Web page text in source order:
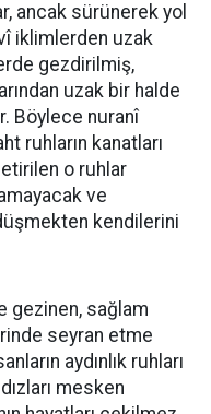
ancak sürünerek yol
iklimlerden uzak
gezdirilmiş,
uzak bir halde
Böylece nuranî
ruhların kanatları
o ruhlar
ve
kendilerini
gezinen, sağlam
seyran etme
aydınlık ruhları
mesken